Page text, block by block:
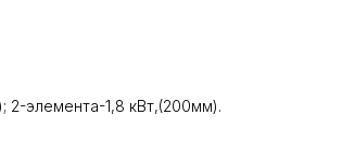
2-элемента-1,8 кВт,(200мм).